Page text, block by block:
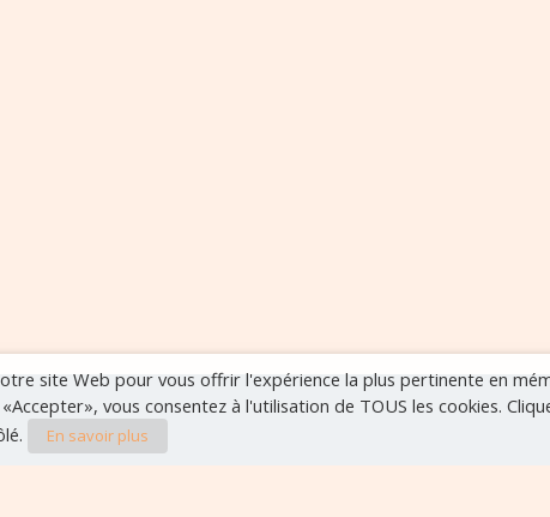
site Web pour vous offrir l'expérience la plus pertinente en
vous consentez à l'utilisation de TOUS les cookies.
En savoir plus